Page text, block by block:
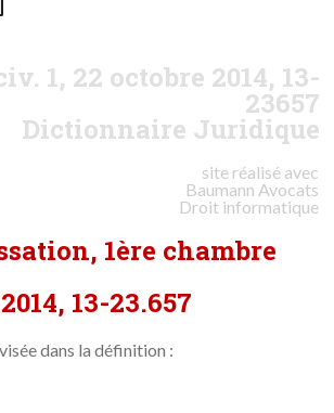
1, 22 octobre 2014, 13-
23657
Dictionnaire Juridique
site réalisé avec
Baumann Avocats
Droit informatique
1ère chambre
13-23.657
dans la définition :